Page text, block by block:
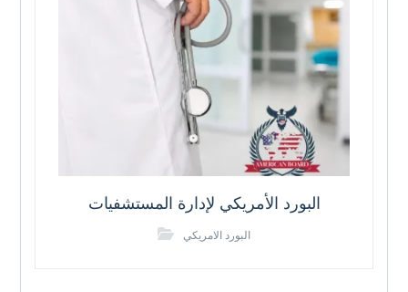
البورد الأمريكي لإدارة المستشفيات
البورد الامريكي